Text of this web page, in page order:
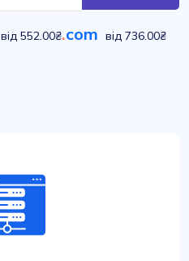
від 552.00₴.com від 736.00₴